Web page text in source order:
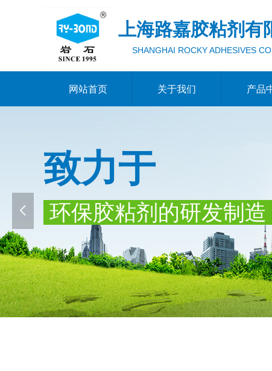
上海路嘉胶粘剂有
SHANGHAI ROCKY ADHESIVES
网站首页 关于我们 产品
致力于
环保胶粘剂的研发制造
넳
Control Render